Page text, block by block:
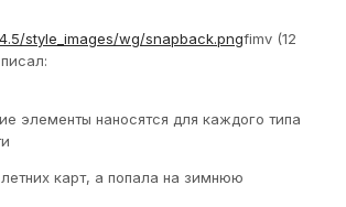
style_images/wg/snapback.pngfimv (12
элементы наносятся для каждого типа
карт, а попала на зимнюю